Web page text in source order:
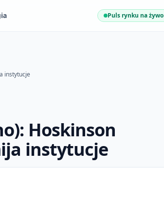
Puls rynku na żywo
instytucje
Hoskinson
instytucje